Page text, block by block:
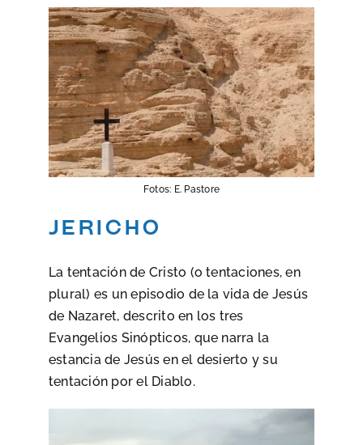
Fotos: E. Pastore
jericho
La tentación de Cristo (o tentaciones, en
plural) es un episodio de la vida de Jesús
de Nazaret, descrito en los tres
Evangelios Sinópticos, que narra la
estancia de Jesús en el desierto y su
tentación por el Diablo.